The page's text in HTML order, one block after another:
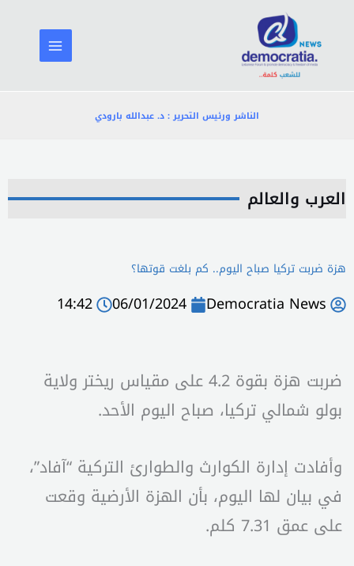
المحتوى
الناشر ورئيس التحرير : د. عبدالله بارودي
العرب والعالم
هزة ضربت تركيا صباح اليوم.. كم بلغت قوتها؟
Democratia News
06/01/2024
14:42
ضربت هزة بقوة 4.2 على مقياس ريختر ولاية
بولو شمالي تركيا، صباح اليوم الأحد.
وأفادت إدارة الكوارث والطوارئ التركية “آفاد”،
في بيان لها اليوم، بأن الهزة الأرضية وقعت
على عمق 7.31 كلم.